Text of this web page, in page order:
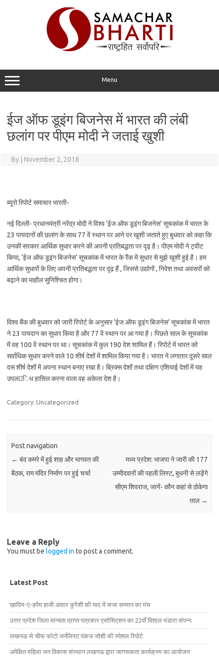
Menu
ईज ऑफ डूइंग बिजनेस में भारत की लंबी
छलांग पर पीएम मोदी ने जताई खुशी
By November 2, 2018
ब्यूरो रिपोर्ट समाचार भारती-
नई दिल्ली- प्रधानमंत्री नरेंद्र मोदी ने विश्व ‘ईज ऑफ डूइंग बिजनेस’ सूचकांक में भारत के
23 पायदानों की छलांग के साथ 77 वें स्थान पर आने पर खुशी जताते हुए बुधवार को कहा कि
उनकी सरकार आर्थिक सुधार करने की अपनी प्रतिबद्धता पर दृढ़ है। पीएम मोदी ने ट्वीट
किया, ‘ईज ऑफ डूइंग बिजनेस’ सूचकांक में भारत के रैंक में सुधार से मुझे खुशी हुई है। हम
आर्थिक सुधारों के लिए अपनी प्रतिबद्धता पर दृढ़ हैं , जिससे उद्योगों , निवेश तथा अवसरों को
बढ़ाने का माहौल सुनिश्चित होगा।
विश्व बैंक की बुधवार को जारी रिपोर्ट के अनुसार ‘ईज ऑफ डूइंग बिजनेस’ सूचकांक में भारत
ने 23 पायदान का सुधार किया है और 77 वें स्थान पर आ गया है। पिछले साल के सूचकांक
में वह 100 वें स्थान पर था। सूचकांक में कुल 190 देश शामिल हैं। रिपोर्ट में भारत को
सर्वाधिक सुधार करने वाले 10 शीर्ष देशों में शामिल किया गया है। भारत ने लगातार दूसरे साल
दस शीर्ष देशों में अपना स्थान बनाए रखा है। ब्रिक्स देशों तथा दक्षिण एशियाई देशों में यह
उपलिध हासिल करना वाला वह अकेला देश है।
Category: Uncategorized
Post navigation
← बंद कमरे में हुई शाह और भागवत की
बैठक, राम मंदिर निर्माण पर हुई चर्चा
मध्य प्रदेश: भाजपा ने जारी की 177
उम्मीदवारों की पहली लिस्ट, बुधनी से लड़ेंगे
सीएम शिवराज, जानें- कौन कहां से ठोकेगा
ताल →
Leave a Reply
You must be logged in to post a comment.
Latest Post
ख़ादिम-ए-क़ौम हाजी अंसार कुरैशी की याद में सजा सम्मान का मंच
उत्तर प्रदेश जिला मान्यता प्राप्त पत्रकार एसोसिएशन का 22वाँ विशाल भंडारा संपन्न.
लखनऊ से चीफ फोटो जर्नलिस्ट पंकज जोशी की स्पेशल रिपोर्ट
अपेक्षित महिला जन विकास संस्थान लखनऊ द्वारा जागरूकता कार्यक्रम का आयोजन